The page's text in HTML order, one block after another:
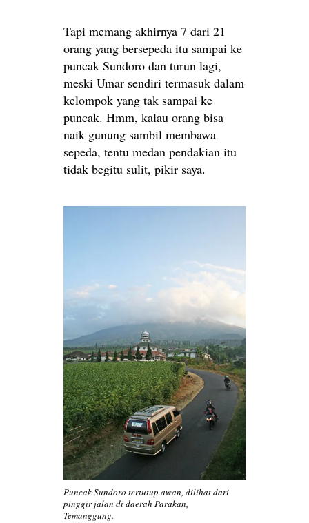
Tapi memang akhirnya 7 dari 21
orang yang bersepeda itu sampai ke
puncak Sundoro dan turun lagi,
meski Umar sendiri termasuk dalam
kelompok yang tak sampai ke
puncak. Hmm, kalau orang bisa
naik gunung sambil membawa
sepeda, tentu medan pendakian itu
tidak begitu sulit, pikir saya.
Puncak Sundoro tertutup awan, dilihat dari
pinggir jalan di daerah Parakan,
Temanggung.